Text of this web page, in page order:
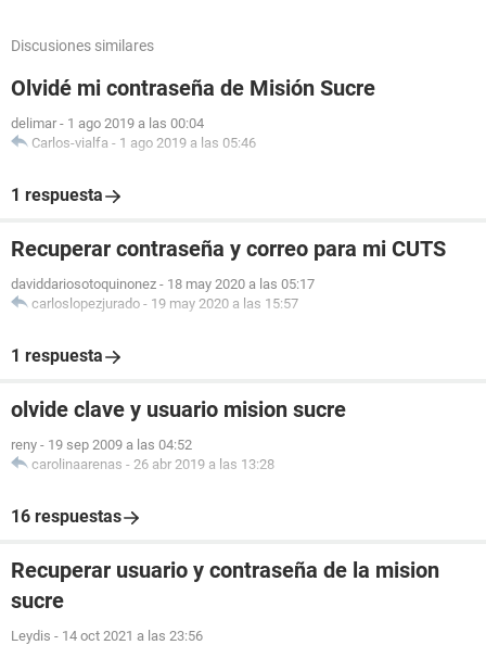
Discusiones similares
Olvidé mi contraseña de Misión Sucre
delimar - 1 ago 2019 a las 00:04
Carlos-vialfa - 1 ago 2019 a las 05:46
1 respuesta
Recuperar contraseña y correo para mi CUTS
daviddariosotoquinonez - 18 may 2020 a las 05:17
carloslopezjurado - 19 may 2020 a las 15:57
1 respuesta
olvide clave y usuario mision sucre
reny - 19 sep 2009 a las 04:52
carolinaarenas - 26 abr 2019 a las 13:28
16 respuestas
Recuperar usuario y contraseña de la mision
sucre
Leydis - 14 oct 2021 a las 23:56